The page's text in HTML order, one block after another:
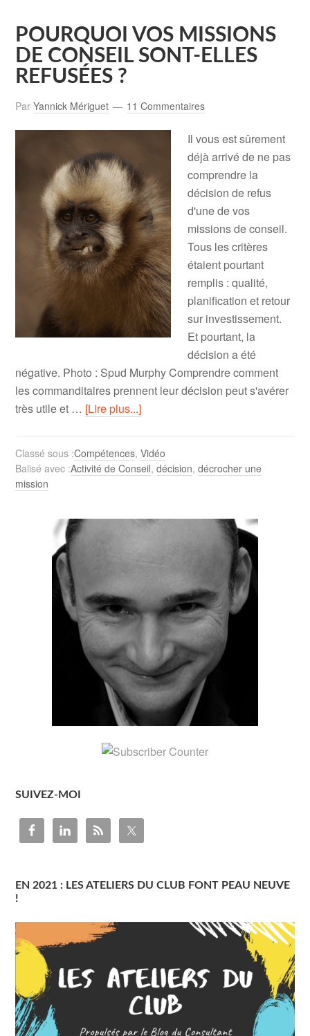
POURQUOI VOS MISSIONS
DE CONSEIL SONT-ELLES
REFUSÉES ?
ParYannick Mériguet 11 Commentaires
Il vous est sûrement
déjà arrivé de ne pas
comprendre la
décision de refus
d'une de vos
missions de conseil.
Tous les critères
étaient pourtant
remplis : qualité,
planification et retour
sur investissement.
Et pourtant, la
décision a été
négative. Photo : Spud Murphy Comprendre comment
les commanditaires prennent leur décision peut s'avérer
très utile et … [Lire plus...]
Classé sous :Compétences,Vidéo
Balisé avec :Activité de Conseil,décision,décrocher une
mission
SUIVEZ-MOI
EN 2021 : LES ATELIERS DU CLUB FONT PEAU NEUVE
!